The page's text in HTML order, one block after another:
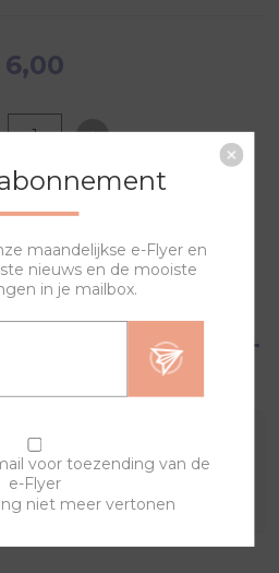
6,00
WINKELWAGEN
met een van de andere
voor een trendy horloge.
maandelijkse e-Flyer en
nieuws en de mooiste
in je mailbox.
voor toezending van de
e-Flyer
niet meer vertonen